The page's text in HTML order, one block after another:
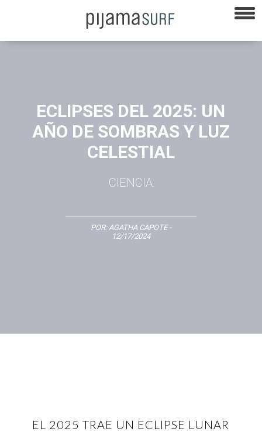
ECLIPSES DEL 2025: UN
AÑO DE SOMBRAS Y LUZ
CELESTIAL
CIENCIA
POR: AGATHA CAPOTE-
12/17/2024
EL 2025 TRAE UN ECLIPSE LUNAR